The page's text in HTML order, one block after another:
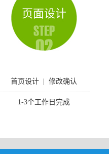
页面设计
首页设计 | 修改确认
1-3个工作日完成